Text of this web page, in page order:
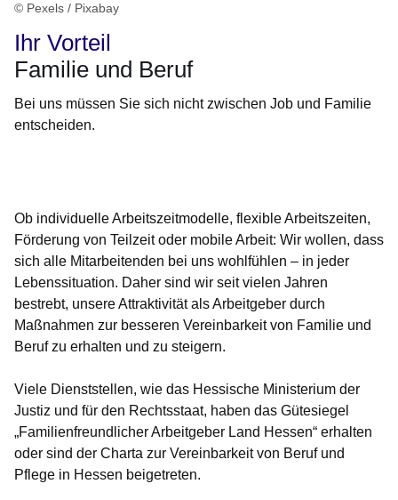
© Pexels / Pixabay
Ihr Vorteil
Familie und Beruf
Bei uns müssen Sie sich nicht zwischen Job und Familie
entscheiden.
Ob individuelle Arbeitszeitmodelle, flexible Arbeitszeiten,
Förderung von Teilzeit oder mobile Arbeit: Wir wollen, dass
sich alle Mitarbeitenden bei uns wohlfühlen – in jeder
Lebenssituation. Daher sind wir seit vielen Jahren
bestrebt, unsere Attraktivität als Arbeitgeber durch
Maßnahmen zur besseren Vereinbarkeit von Familie und
Beruf zu erhalten und zu steigern.
Viele Dienststellen, wie das Hessische Ministerium der
Justiz und für den Rechtsstaat, haben das Gütesiegel
„Familienfreundlicher Arbeitgeber Land Hessen“ erhalten
oder sind der Charta zur Vereinbarkeit von Beruf und
Pflege in Hessen beigetreten.